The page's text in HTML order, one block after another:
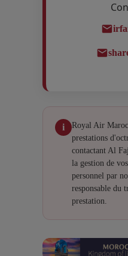
i
Royal Air
prestations
contactant Al
la gestion de
personnel par
responsable du
prestation.